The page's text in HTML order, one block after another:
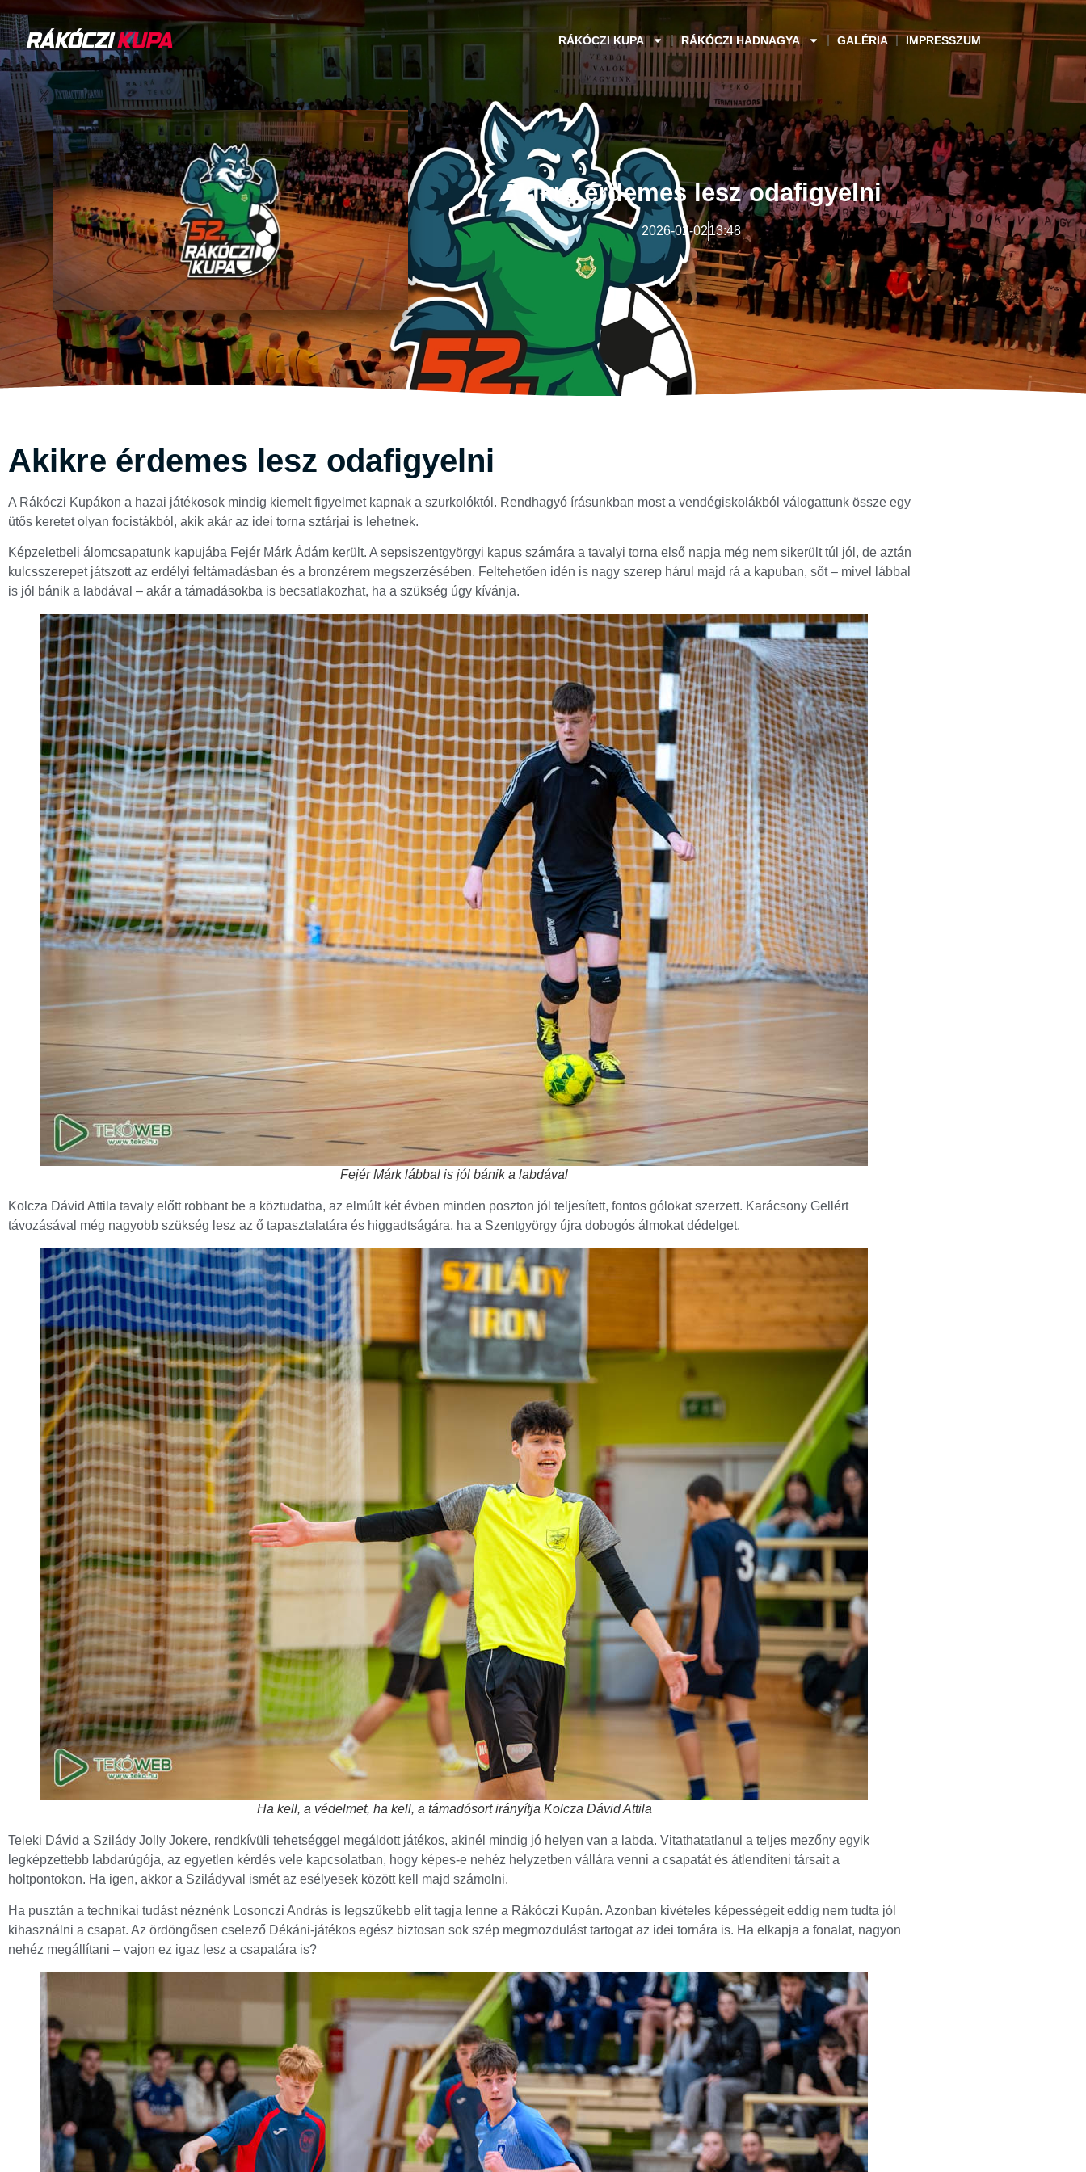
RÁKÓCZI KUPA RÁKÓCZI HADNAGYA GALÉRIA IMPRESSZUM
Akikre érdemes lesz odafigyelni
2026-02-0213:48
Akikre érdemes lesz odafigyelni
A Rákóczi Kupákon a hazai játékosok mindig kiemelt figyelmet kapnak a szurkolóktól. Rendhagyó írásunkban most a vendégiskolákból válogattunk össze egy
ütős keretet olyan focistákból, akik akár az idei torna sztárjai is lehetnek.
Képzeletbeli álomcsapatunk kapujába Fejér Márk Ádám került. A sepsiszentgyörgyi kapus számára a tavalyi torna első napja még nem sikerült túl jól, de aztán
kulcsszerepet játszott az erdélyi feltámadásban és a bronzérem megszerzésében. Feltehetően idén is nagy szerep hárul majd rá a kapuban, sőt – mivel lábbal
is jól bánik a labdával – akár a támadásokba is becsatlakozhat, ha a szükség úgy kívánja.
Fejér Márk lábbal is jól bánik a labdával
Kolcza Dávid Attila tavaly előtt robbant be a köztudatba, az elmúlt két évben minden poszton jól teljesített, fontos gólokat szerzett. Karácsony Gellért
távozásával még nagyobb szükség lesz az ő tapasztalatára és higgadtságára, ha a Szentgyörgy újra dobogós álmokat dédelget.
Ha kell, a védelmet, ha kell, a támadósort irányítja Kolcza Dávid Attila
Teleki Dávid a Szilády Jolly Jokere, rendkívüli tehetséggel megáldott játékos, akinél mindig jó helyen van a labda. Vitathatatlanul a teljes mezőny egyik
legképzettebb labdarúgója, az egyetlen kérdés vele kapcsolatban, hogy képes-e nehéz helyzetben vállára venni a csapatát és átlendíteni társait a
holtpontokon. Ha igen, akkor a Sziládyval ismét az esélyesek között kell majd számolni.
Ha pusztán a technikai tudást néznénk Losonczi András is legszűkebb elit tagja lenne a Rákóczi Kupán. Azonban kivételes képességeit eddig nem tudta jól
kihasználni a csapat. Az ördöngősen cselező Dékáni-játékos egész biztosan sok szép megmozdulást tartogat az idei tornára is. Ha elkapja a fonalat, nagyon
nehéz megállítani – vajon ez igaz lesz a csapatára is?